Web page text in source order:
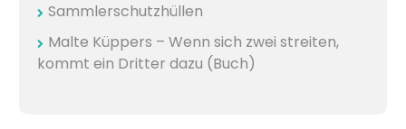
Sammlerschutzhüllen
Malte Küppers – Wenn sich zwei streiten,
kommt ein Dritter dazu (Buch)